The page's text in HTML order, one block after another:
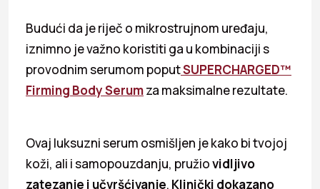
Budući da je riječ o mikrostrujnom uređaju,
iznimno je važno koristiti ga u kombinaciji s
provodnim serumom poputSUPERCHARGED™
Firming Body Serumza maksimalne rezultate.
Ovaj luksuzni serum osmišljen je kako bi tvojoj
koži, ali i samopouzdanju, pružiovidljivo
zatezanje i učvršćivanje. Klinički dokazano